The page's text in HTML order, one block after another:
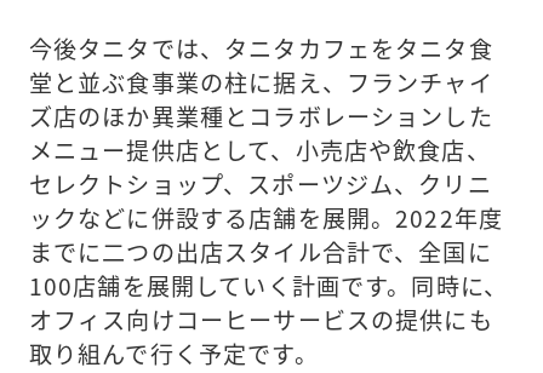
今後タニタでは、タニタカフェをタニタ食
堂と並ぶ食事業の柱に据え、フランチャイ
ズ店のほか異業種とコラボレーションした
メニュー提供店として、小売店や飲食店、
セレクトショップ、スポーツジム、クリニ
ックなどに併設する店舗を展開。2022年度
までに二つの出店スタイル合計で、全国に
100店舗を展開していく計画です。同時に、
オフィス向けコーヒーサービスの提供にも
取り組んで行く予定です。